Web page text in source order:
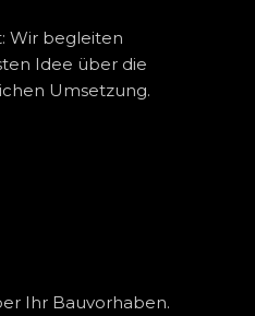
Wir begleiten
Idee über die
Umsetzung.
Ihr Bauvorhaben.